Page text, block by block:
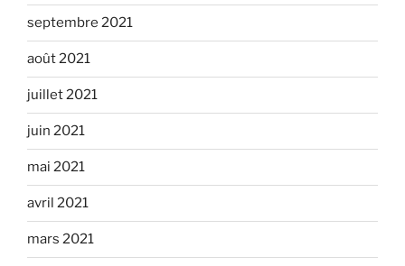
septembre 2021
août 2021
juillet 2021
juin 2021
mai 2021
avril 2021
mars 2021